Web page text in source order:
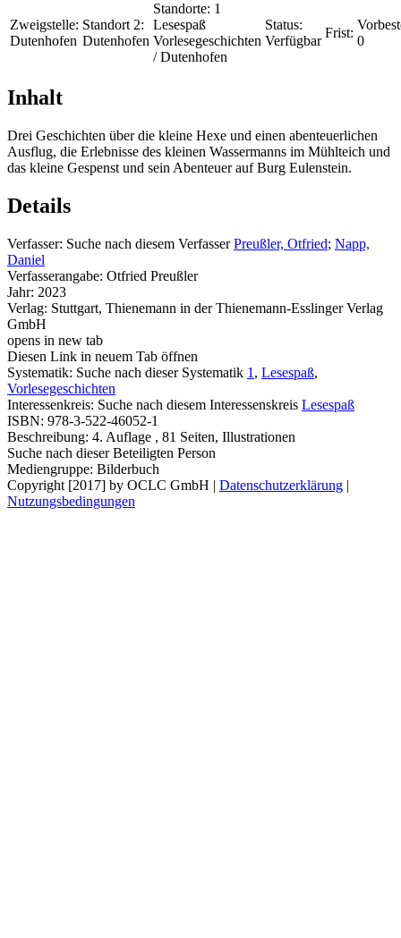
Zweigstelle:
Dutenhofen
Standort 2:
Dutenhofen
Standorte: 1
Lesespaß
Vorlesegeschichten
/ Dutenhofen
Status:
Verfügbar
Frist:
0
Inhalt
Drei Geschichten über die kleine Hexe und einen abenteuerlichen
Ausflug, die Erlebnisse des kleinen Wassermanns im Mühlteich und
das kleine Gespenst und sein Abenteuer auf Burg Eulenstein.
Details
Verfasser: Suche nach diesem Verfasser Preußler, Otfried; Napp,
Daniel
Verfasserangabe: Otfried Preußler
Jahr: 2023
Verlag: Stuttgart, Thienemann in der Thienemann-Esslinger Verlag
GmbH
opens in new tab
Diesen Link in neuem Tab öffnen
Systematik: Suche nach dieser Systematik 1 , Lesespaß,
Vorlesegeschichten
Interessenkreis: Suche nach diesem Interessenskreis Lesespaß
ISBN: 978-3-522-46052-1
Beschreibung: 4. Auflage , 81 Seiten, Illustrationen
Suche nach dieser Beteiligten Person
Mediengruppe: Bilderbuch
Copyright [2017] by OCLC GmbH | Datenschutzerklärung |
Nutzungsbedingungen